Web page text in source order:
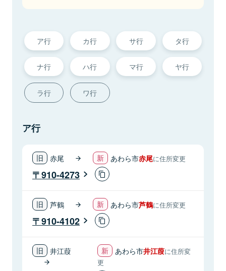
ア行 カ行 サ行 タ行
ナ行 ハ行 マ行 ヤ行
ラ行 ワ行
ア行
赤尾 あわら市赤尾に住所変更
910-4273
芦鶴 あわら市芦鶴に住所変更
910-4102
井江葭 あわら市井江葭に住所変
更